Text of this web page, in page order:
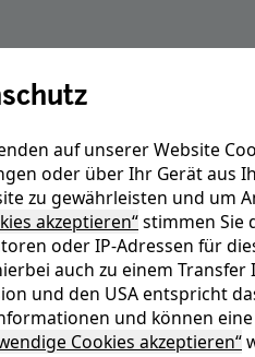
auf unserer Website
oder über Ihr Gerät aus
zu gewährleisten und um
akzeptieren“stimmen Sie
oder IP-Adressen für
auch zu einem
und den USA entspricht
und können
Cookies akzeptieren“